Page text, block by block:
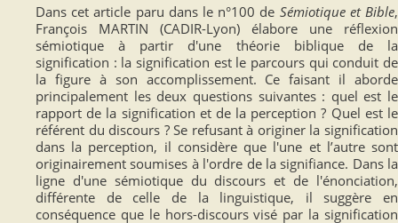
Dans cet article paru dans le n°100 de Sémiotique et Bible,
François MARTIN (CADIR-Lyon) élabore une réflexion
sémiotique à partir d'une théorie biblique de la
signification : la signification est le parcours qui conduit de
la figure à son accomplissement. Ce faisant il aborde
principalement les deux questions suivantes : quel est le
rapport de la signification et de la perception ? Quel est le
référent du discours ? Se refusant à originer la signification
dans la perception, il considère que l'une et l’autre sont
originairement soumises à l'ordre de la signifiance. Dans la
ligne d'une sémiotique du discours et de l'énonciation,
différente de celle de la linguistique, il suggère en
conséquence que le hors-discours visé par la signification